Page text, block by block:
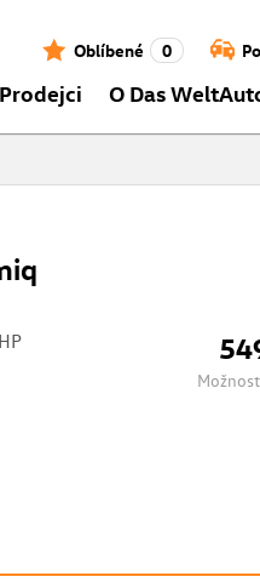
Oblíbené 0
Prodejci O Das